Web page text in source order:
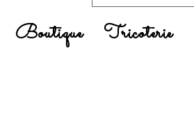
Boutique Tricoterie